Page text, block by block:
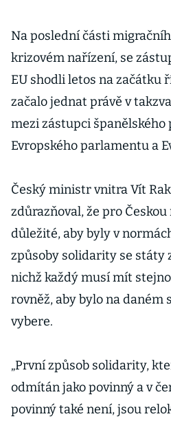
Na poslední části
krizovém nařízení, se
EU shodli letos na začátku
začalo jednat právě v
mezi zástupci
Evropského parlamentu a
Český ministr vnitra Vít
zdůrazňoval, že pro
důležité, aby byly v
způsoby solidarity se státy
nichž každý musí mít
rovněž, aby bylo na daném
vybere.
„První způsob solidarity,
odmítán jako povinný a v
povinný také není, jsou